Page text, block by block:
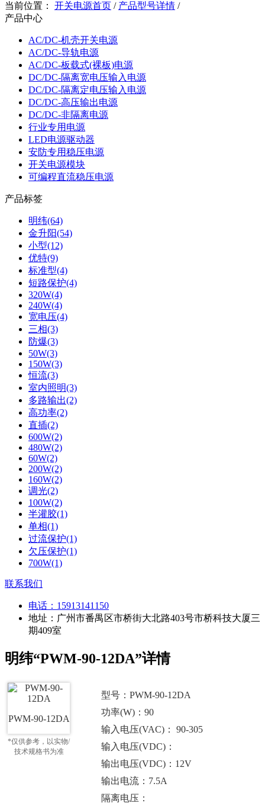
当前位置： 开关电源首页 / 产品型号详情 /
产品中心
AC/DC-机壳开关电源
AC/DC-导轨电源
AC/DC-板载式(裸板)电源
DC/DC-隔离宽电压输入电源
DC/DC-隔离定电压输入电源
DC/DC-高压输出电源
DC/DC-非隔离电源
行业专用电源
LED电源驱动器
安防专用稳压电源
开关电源模块
可编程直流稳压电源
产品标签
明纬(64)
金升阳(54)
小型(12)
优特(9)
标准型(4)
短路保护(4)
320W(4)
240W(4)
宽电压(4)
三相(3)
防爆(3)
50W(3)
150W(3)
恒流(3)
室内照明(3)
多路输出(2)
高功率(2)
直插(2)
600W(2)
480W(2)
60W(2)
200W(2)
160W(2)
调光(2)
100W(2)
半灌胶(1)
单相(1)
过流保护(1)
欠压保护(1)
700W(1)
联系我们
电话： 15913141150
地址：广州市番禺区市桥街大北路403号市桥科技大厦三
期409室
明纬“PWM-90-12DA”详情
PWM-90-12DA
*仅供参考，以实物/
技术规格书为准
型号：PWM-90-12DA
功率(W)：90
输入电压(VAC)： 90-305
输入电压(VDC)：
输出电压(VDC)：12V
输出电流：7.5A
隔离电压：